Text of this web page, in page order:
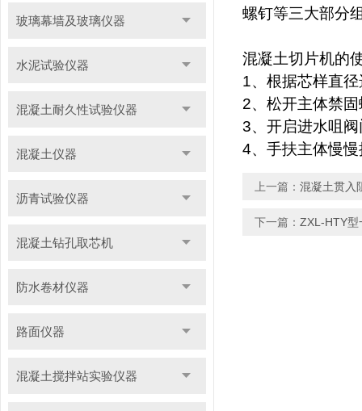
玻璃幕墙及玻璃仪器
水泥试验仪器
混凝土耐久性试验仪器
混凝土仪器
沥青试验仪器
混凝土钻孔取芯机
防水卷材仪器
路面仪器
混凝土搅拌站实验仪器
螺钉等三大部分
混凝土切片机的
1、根据芯样直
2、松开主体禁
3、开启进水咀
4、手扶主体慢
上一篇： 混凝土贯入
下一篇： ZXL-HTY型